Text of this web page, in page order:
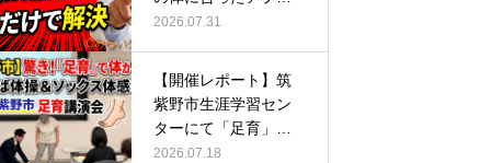
ーチ
2026.07.31
【開催レポート】筑
紫野市生涯学習セン
ターにて「足育」講
演会に登壇し…
2026.07.18